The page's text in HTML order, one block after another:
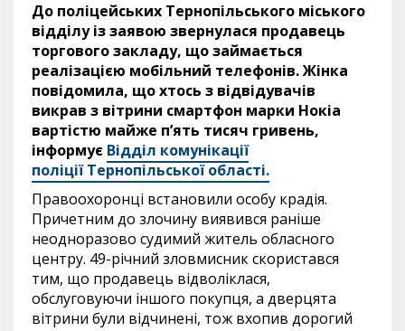
До поліцейських Тернопільського міського
відділу із заявою звернулася продавець
торгового закладу, що займається
реалізацією мобільний телефонів. Жінка
повідомила, що хтось з відвідувачів
викрав з вітрини смартфон марки Нокіа
вартістю майже п’ять тисяч гривень,
інформує Відділ комунікації
поліції Тернопільської області.
Правоохоронці встановили особу крадія.
Причетним до злочину виявився раніше
неодноразово судимий житель обласного
центру. 49-річний зловмисник скористався
тим, що продавець відволіклася,
обслуговуючи іншого покупця, а дверцята
вітрини були відчинені, тож вхопив дорогий